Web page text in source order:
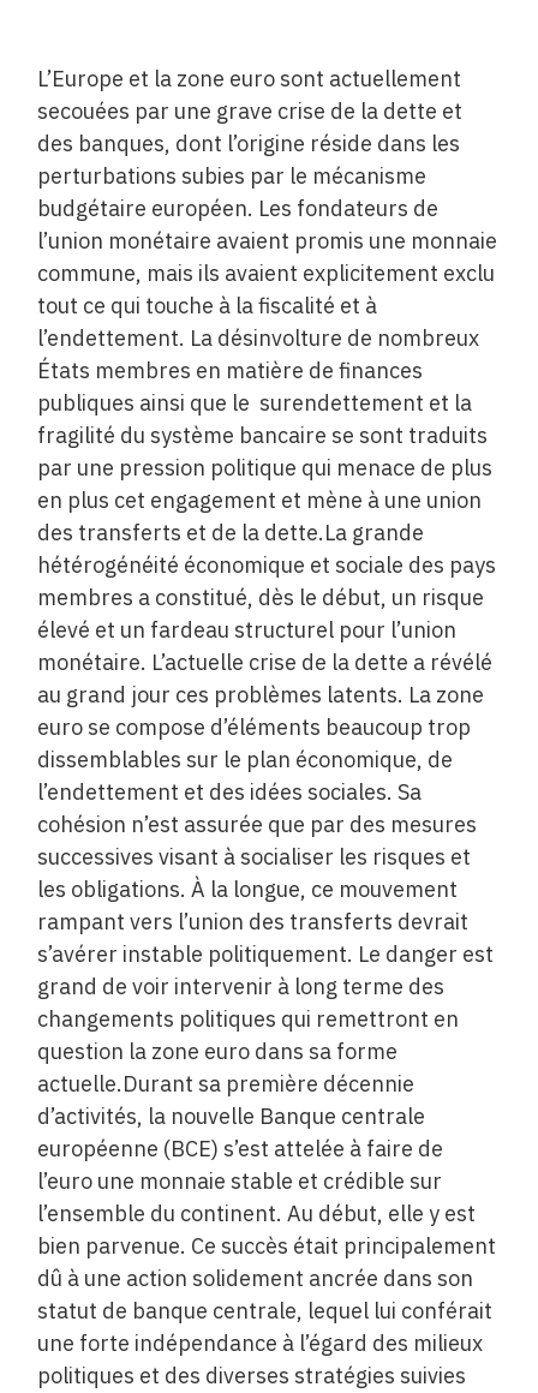
L’Europe et la zone euro sont actuellement
secouées par une grave crise de la dette et
des banques, dont l’origine réside dans les
perturbations subies par le mécanisme
budgétaire ­européen. Les fondateurs de
l’union monétaire avaient promis une monnaie
commune, mais ils avaient explicitement exclu
tout ce qui touche à la fiscalité et à
l’endettement. La ­désinvolture de nombreux
États membres en matière de finances
publiques ainsi que le surendettement et la
fragilité du système bancaire se sont traduits
par une pression politique qui menace de plus
en plus cet ­engagement et mène à une union
des transferts et de la dette.La grande
hétérogénéité économique et sociale des pays
membres a constitué, dès le début, un risque
élevé et un fardeau structurel pour l’union
monétaire. L’actuelle crise de la dette a révélé
au grand jour ces problèmes latents. La zone
euro se compose d’éléments beaucoup trop
dissemblables sur le plan économique, de
l’endettement et des idées sociales. Sa
cohésion n’est assurée que par des mesures
successives visant à socialiser les risques et
les obligations. À la longue, ce mouvement
rampant vers l’union des transferts devrait
s’avérer instable politiquement. Le danger est
grand de voir intervenir à long terme des
changements politiques qui remettront en
question la zone euro dans sa forme
actuelle.Durant sa première décennie
d’activités, la nouvelle Banque centrale
européenne (BCE) s’est attelée à faire de
l’euro une monnaie stable et crédible sur
l’ensemble du continent. Au début, elle y est
bien parvenue. Ce succès était principalement
dû à une action solidement ancrée dans son
statut de banque centrale, lequel lui conférait
une forte indépendance à l’égard des milieux
politiques et des diverses stratégies suivies